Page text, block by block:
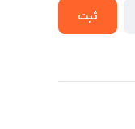
ثبت